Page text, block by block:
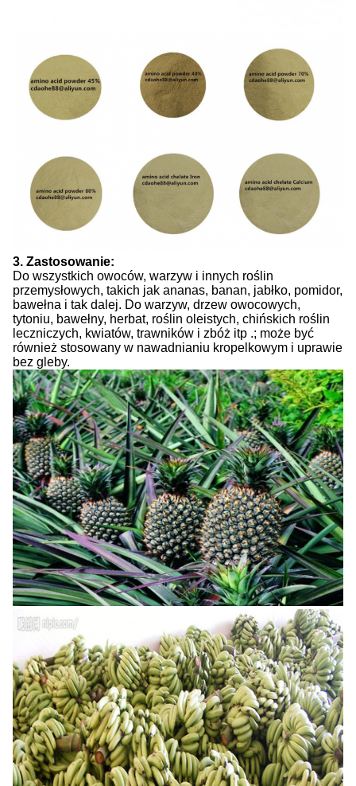
3. Zastosowanie:
Do wszystkich owoców, warzyw i innych roślin
przemysłowych, takich jak ananas, banan, jabłko, pomidor,
bawełna i tak dalej. Do warzyw, drzew owocowych,
tytoniu, bawełny, herbat, roślin oleistych, chińskich roślin
leczniczych, kwiatów, trawników i zbóż itp .; może być
również stosowany w nawadnianiu kropelkowym i uprawie
bez gleby.